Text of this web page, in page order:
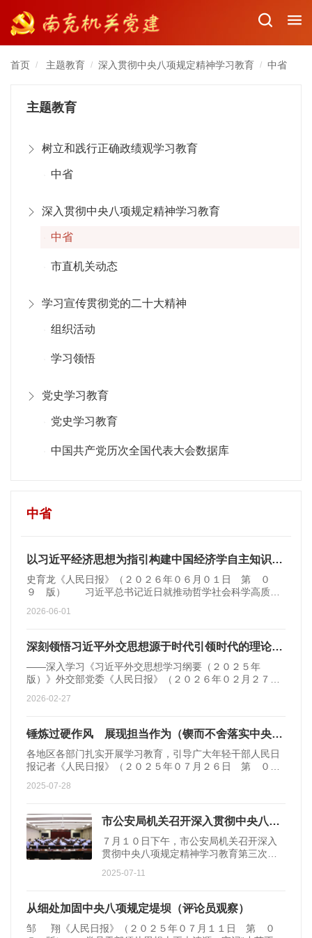
首页 / 主题教育 / 深入贯彻中央八项规定精神学习教育 / 中省
主题教育
树立和践行正确政绩观学习教育
中省
深入贯彻中央八项规定精神学习教育
中省
市直机关动态
学习宣传贯彻党的二十大精神
组织活动
学习领悟
党史学习教育
党史学习教育
中国共产党历次全国代表大会数据库
中省
以习近平经济思想为指引构建中国经济学自主知识体系（加快构建中国哲学社会科学自主知识体系）
史育龙《人民日报》（２０２６年０６月０１日 第 ０
９ 版） 习近平总书记近日就推动哲学社会科学高质量
究阐释，加快构建中国哲学社会科学自主知识体系”。习近平
建中国经济学自主知识体系，要以习近平经济思想为指引，
凝练概念、揭示原理、创新理论，系统展现习近平经济思想
的核心要义、丰富内涵和实践要求，生
2026-06-01
深刻领悟习近平外交思想源于时代引领时代的理论品格（深入学习贯彻习近平新时代中国特色社会主义思想）
——深入学习《习近平外交思想学习纲要（２０２５年
版）》外交部党委《人民日报》（２０２６年０２月２７
业的伟大征程中，以习近平同志为核心的党中央进行一系列
发生历史性变革。为全面反映习近平新时代中国特色社会主
义思想在外交领域的原创性贡献和最新发展，去年１１月
《习近平外交思想学习纲要》更新再版，为广大党
2026-02-27
锤炼过硬作风 展现担当作为（锲而不舍落实中央八项规定精神）
各地区各部门扎实开展学习教育，引导广大年轻干部人民日
报记者《人民日报》（２０２５年０７月２６日 第 ０
来，各地区各部门精准施策，通过扎实学习、深入查摆、即
为。 坚持不懈学 筑牢思想根基 一体推进学查
改，学是基础。学得深入，查摆才能更精准，整改才能更到
位。对处在成长、成才关键时期的年轻干部来说
2025-07-28
市公安局机关召开深入贯彻中央八项规定精神学习教育专题研讨会
７月１０日下午，市公安局机关召开深入
贯彻中央八项规定精神学习教育第三次专
书记彭远主持会议，局党委委员、政治部
干部、年轻干部、“两优一先”获得者是公安
事业发展的生力军，具有较强的先进性、
代表性和示范性，要在中央八项规定精神
2025-07-11
从细处加固中央八项规定堤坝（评论员观察）
邹 翔《人民日报》（２０２５年０７月１１日 第 ０